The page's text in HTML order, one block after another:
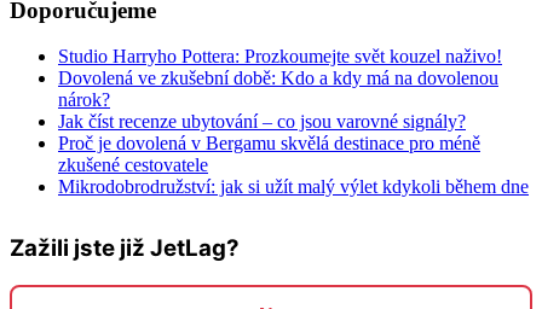
Doporučujeme
Studio Harryho Pottera: Prozkoumejte svět kouzel naživo!
Dovolená ve zkušební době: Kdo a kdy má na dovolenou
nárok?
Jak číst recenze ubytování – co jsou varovné signály?
Proč je dovolená v Bergamu skvělá destinace pro méně
zkušené cestovatele
Mikrodobrodružství: jak si užít malý výlet kdykoli během dne
Zažili jste již JetLag?